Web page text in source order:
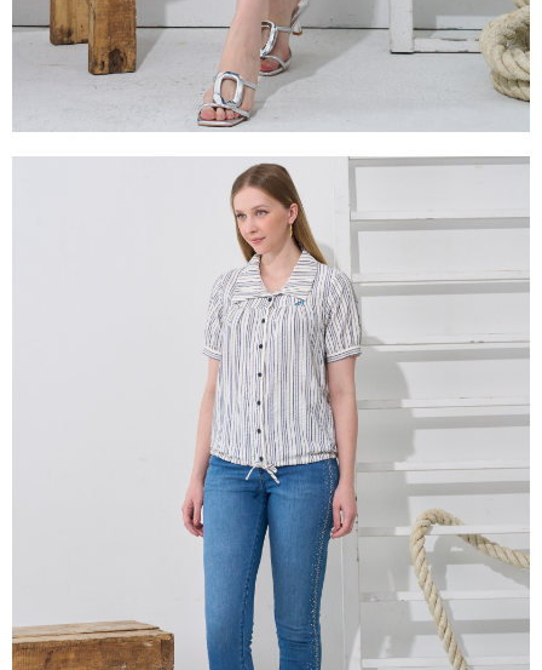
「AFTEE先享後付」，若未經同意申辦者引起之損失，本公司不負相關責
任。
４．使用「AFTEE先享後付」時，將依據個別帳號之用戶狀況，依本公司即
時審查核予不同之上限額度；若仍有額度不足之情形，本公司將視審查結果
５．嚴禁一人註冊多個帳號或使用他人資訊註冊。若發現惡意使用之情形，